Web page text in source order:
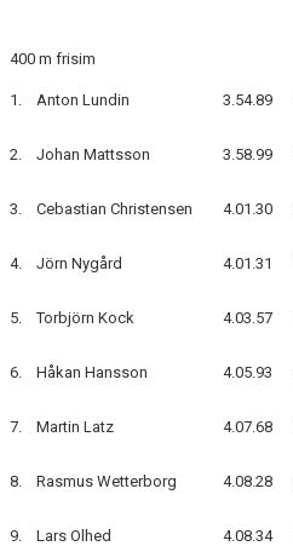
400 m frisim
1. Anton Lundin 3.54.89
2. Johan Mattsson 3.58.99
3. Cebastian Christensen 4.01.30
4. Jörn Nygård 4.01.31
5. Torbjörn Kock 4.03.57
6. Håkan Hansson 4.05.93
7. Martin Latz 4.07.68
8. Rasmus Wetterborg 4.08.28
9. Lars Olhed 4.08.34